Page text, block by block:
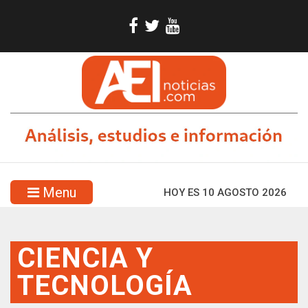
Menu HOY ES 10 AGOSTO 2026
CIENCIA Y
TECNOLOGÍA